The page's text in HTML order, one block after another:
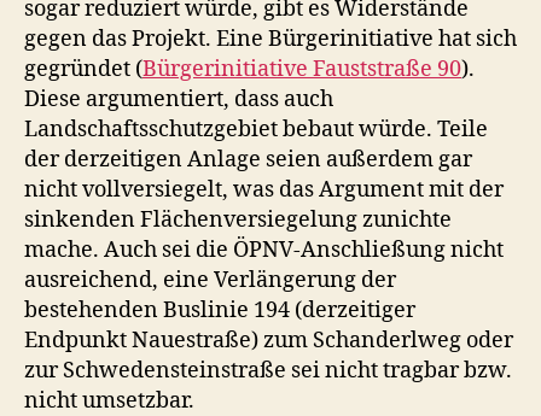
sogar reduziert würde, gibt es Widerstände
gegen das Projekt. Eine Bürgerinitiative hat sich
gegründet (Bürgerinitiative Fauststraße 90).
Diese argumentiert, dass auch
Landschaftsschutzgebiet bebaut würde. Teile
der derzeitigen Anlage seien außerdem gar
nicht vollversiegelt, was das Argument mit der
sinkenden Flächenversiegelung zunichte
mache. Auch sei die ÖPNV-Anschließung nicht
ausreichend, eine Verlängerung der
bestehenden Buslinie 194 (derzeitiger
Endpunkt Nauestraße) zum Schanderlweg oder
zur Schwedensteinstraße sei nicht tragbar bzw.
nicht umsetzbar.